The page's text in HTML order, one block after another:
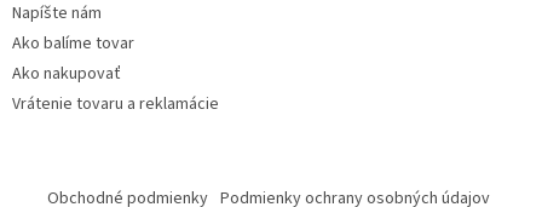
Napíšte nám
Ako balíme tovar
Ako nakupovať
Vrátenie tovaru a reklamácie
Obchodné podmienky Podmienky ochrany osobných údajov